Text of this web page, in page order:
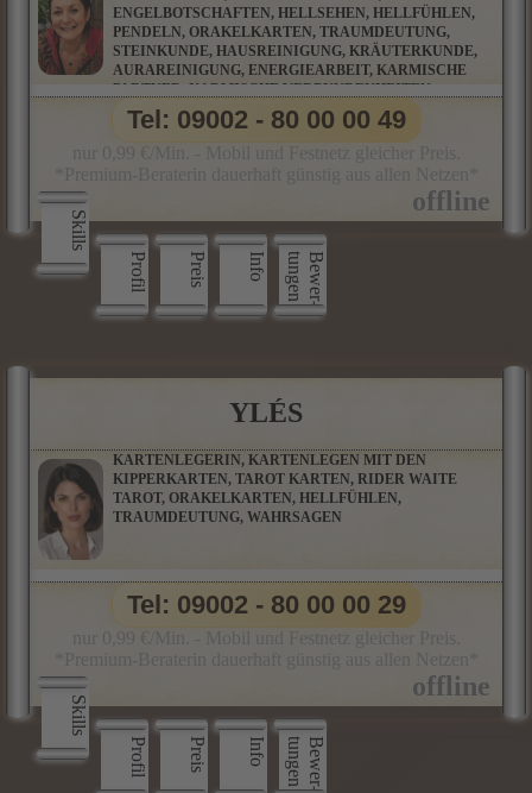
ENGELBOTSCHAFTEN, HELLSEHEN, HELLFÜHLEN,
PENDELN, ORAKELKARTEN, TRAUMDEUTUNG,
STEINKUNDE, HAUSREINIGUNG, KRÄUTERKUNDE,
AURAREINIGUNG, ENERGIEARBEIT, KARMISCHE
PARTNER, KARMISCHE VERBUNDENHEITEN,
KARMISCHE VERSTRICKUNGEN, MAGISCHE
RITUALE, RAUHNACHTSRITUALE
Skills
Profil
Preis Info B
e
w
e
r
­
t
u
n
g
e
n
Tel: 09002 - 80 00 00 49
YLÉS
KARTENLEGERIN, KARTENLEGEN MIT DEN
KIPPERKARTEN, TAROT KARTEN, RIDER WAITE
TAROT, ORAKELKARTEN, HELLFÜHLEN,
TRAUMDEUTUNG, WAHRSAGEN
Skills
Profil
Preis Info B
e
w
e
r
­
t
u
n
g
e
n
Tel: 09002 - 80 00 00 29